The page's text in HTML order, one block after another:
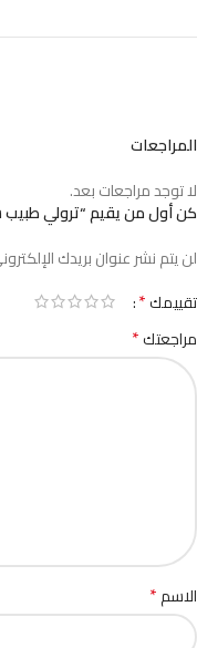
المراجعات
لا توجد مراجعات بعد.
كن أول من يقيم “ترولي
لن يتم نشر عنوان بريدك
تقييمك*
مراجعتك*
الاسم*